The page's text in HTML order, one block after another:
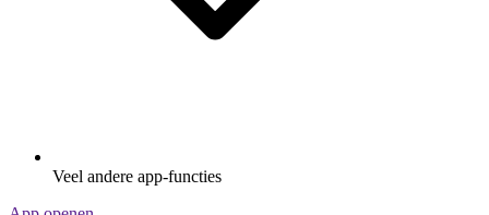
Veel andere app-functies